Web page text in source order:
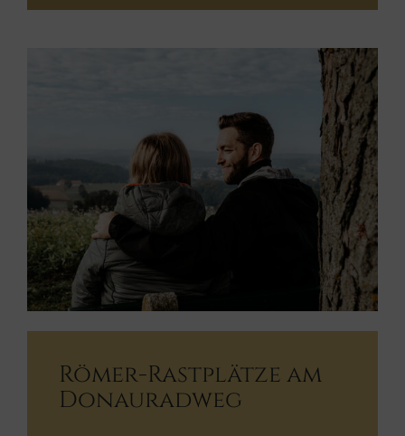
Römer-Rastplätze am
Donauradweg